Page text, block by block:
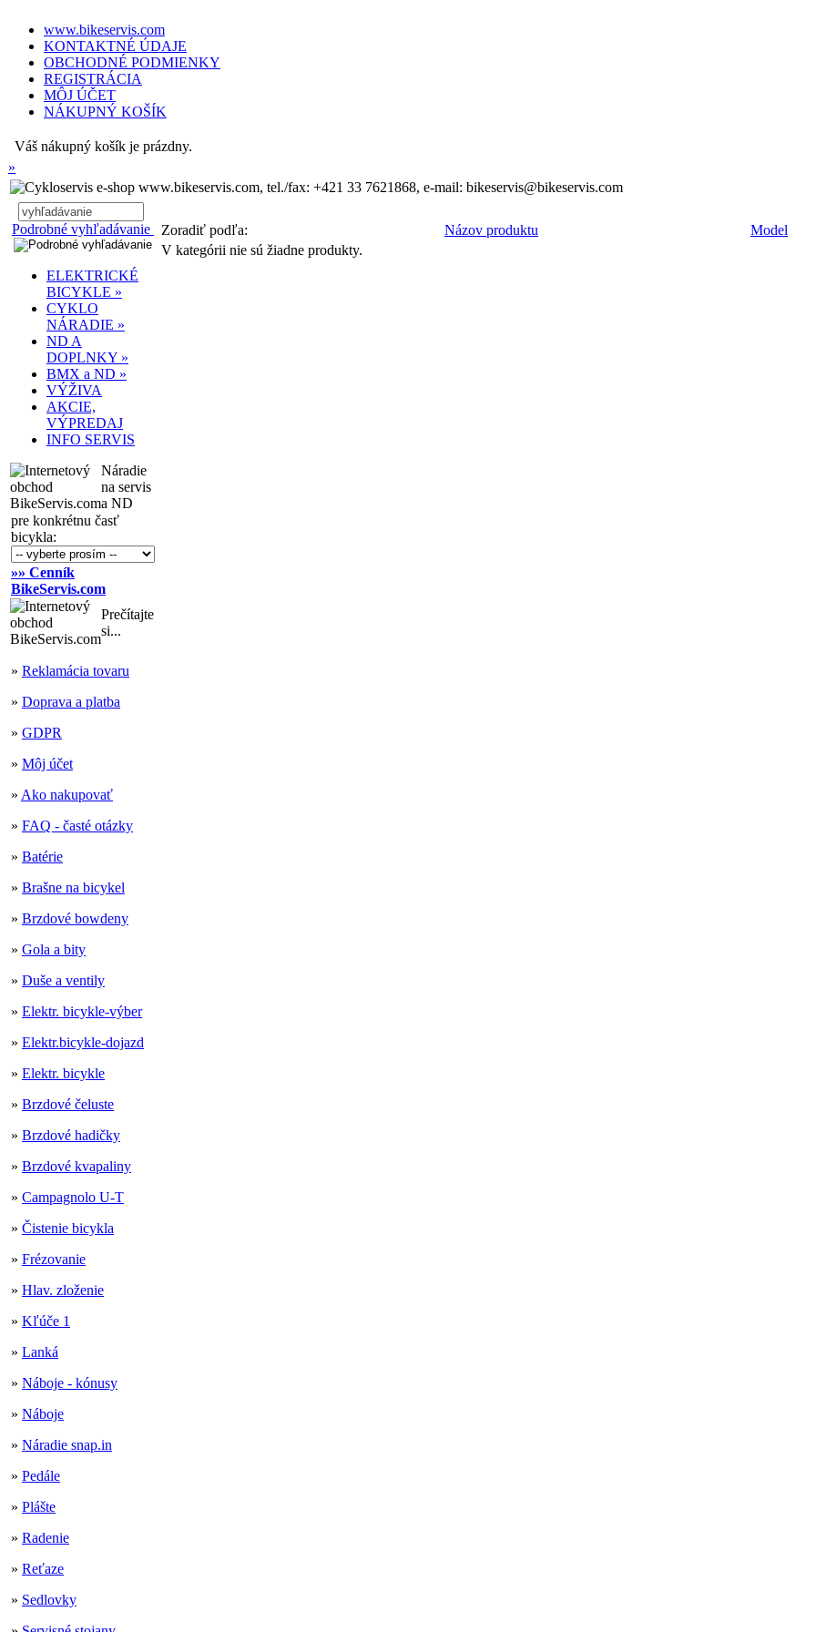
www.bikeservis.com
KONTAKTNÉ ÚDAJE
OBCHODNÉ PODMIENKY
REGISTRÁCIA
MÔJ ÚČET
NÁKUPNÝ KOŠÍK
Váš nákupný košík je prázdny.
»
www.bikeservis.com, tel./fax: +421 33 7621868, e-mail: bikeservis@bikeservis.com
Podrobné vyhľadávanie
ELEKTRICKÉ
BICYKLE »
CYKLO
NÁRADIE »
ND A
DOPLNKY »
BMX a ND »
VÝŽIVA
AKCIE,
VÝPREDAJ
INFO SERVIS
Náradie
na servis
a ND
pre konkrétnu časť
bicykla:
»» Cenník
BikeServis.com
Prečítajte
si...
» Reklamácia tovaru
» Doprava a platba
» GDPR
» Môj účet
» Ako nakupovať
» FAQ - časté otázky
» Batérie
» Brašne na bicykel
» Brzdové bowdeny
» Gola a bity
» Duše a ventily
» Elektr. bicykle-výber
» Elektr.bicykle-dojazd
» Elektr. bicykle
» Brzdové čeluste
» Brzdové hadičky
» Brzdové kvapaliny
» Campagnolo U-T
» Čistenie bicykla
» Frézovanie
» Hlav. zloženie
» Kľúče 1
» Lanká
» Náboje - kónusy
» Náboje
» Náradie snap.in
» Pedále
» Plášte
» Radenie
» Reťaze
» Sedlovky
Zoradiť podľa: Názov produktu
Model
V kategórii nie sú žiadne produkty.